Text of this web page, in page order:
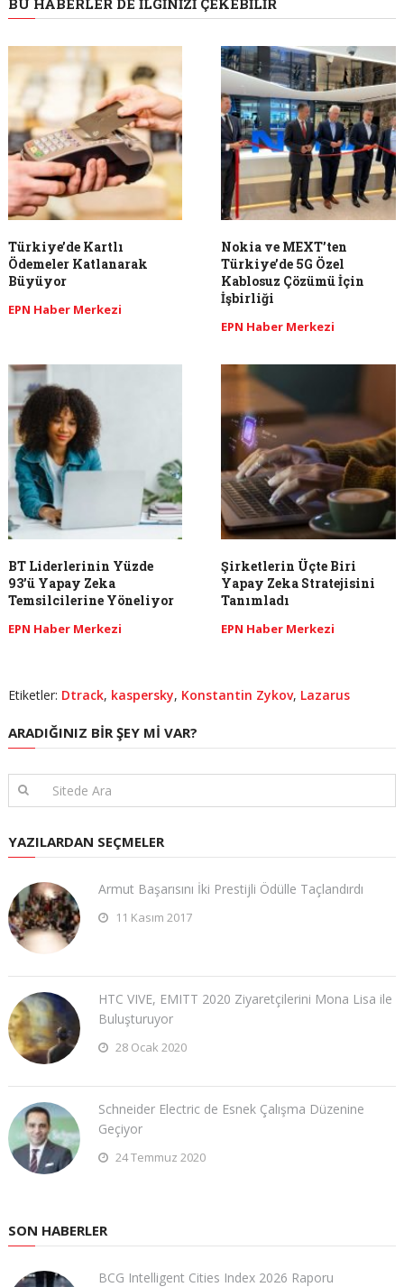
Türkiye’de Kartlı
Ödemeler Katlanarak
Büyüyor
EPN Haber Merkezi
Nokia ve MEXT’ten
Türkiye’de 5G Özel
Kablosuz Çözümü İçin
İşbirliği
EPN Haber Merkezi
BT Liderlerinin Yüzde
93’ü Yapay Zeka
Temsilcilerine Yöneliyor
EPN Haber Merkezi
Şirketlerin Üçte Biri
Yapay Zeka Stratejisini
Tanımladı
EPN Haber Merkezi
Etiketler: Dtrack, kaspersky, Konstantin Zykov, Lazarus
ARADIĞINIZ BIR ŞEY MI VAR?
YAZILARDAN SEÇMELER
Armut Başarısını İki Prestijli Ödülle Taçlandırdı
11 Kasım 2017
HTC VIVE, EMITT 2020 Ziyaretçilerini Mona Lisa ile
Buluşturuyor
28 Ocak 2020
Schneider Electric de Esnek Çalışma Düzenine
Geçiyor
24 Temmuz 2020
SON HABERLER
BCG Intelligent Cities Index 2026 Raporu